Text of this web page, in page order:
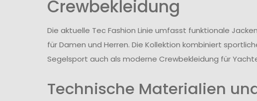
Crewbekleidung
Die aktuelle Tec Fashion Linie umfasst funktionale
für Damen und Herren. Die Kollektion kombiniert
Segelsport auch als moderne Crewbekleidung für
Technische Materialien